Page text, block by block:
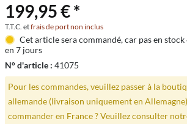
199,95 € *
T.T.C. etfrais de port non inclus
Cet article sera commandé, car pas en
en 7 jours
N° d'article : 41075
Pour les commandes, veuillez passer à la
allemande (livraison uniquement en
commander en France ? Veuillez consulter